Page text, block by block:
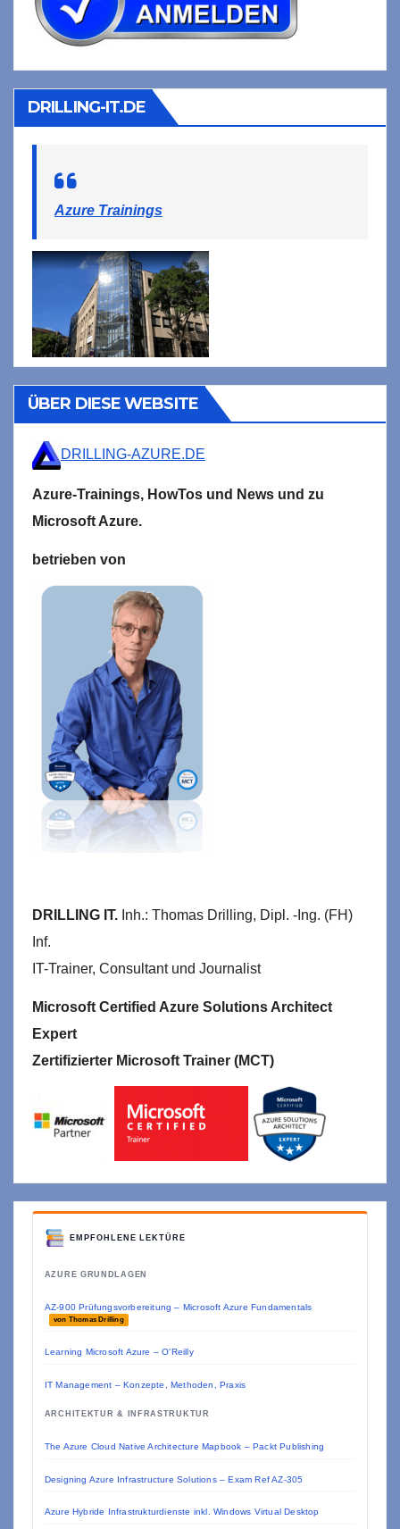
DRILLING-IT.DE
Azure Trainings
ÜBER DIESE WEBSITE
DRILLING-AZURE.DE
Azure-Trainings, HowTos und News und zu
Microsoft Azure.
betrieben von
DRILLING IT. Inh.: Thomas Drilling, Dipl. -Ing. (FH)
Inf.
IT-Trainer, Consultant und Journalist
Microsoft Certified Azure Solutions Architect
Expert
Zertifizierter Microsoft Trainer (MCT)
EMPFOHLENE LEKTÜRE
AZURE GRUNDLAGEN
AZ-900 Prüfungsvorbereitung – Microsoft Azure Fundamentals
von Thomas Drilling
Learning Microsoft Azure – O'Reilly
IT Management – Konzepte, Methoden, Praxis
ARCHITEKTUR & INFRASTRUKTUR
The Azure Cloud Native Architecture Mapbook – Packt Publishing
Designing Azure Infrastructure Solutions – Exam Ref AZ-305
Azure Hybride Infrastrukturdienste inkl. Windows Virtual Desktop